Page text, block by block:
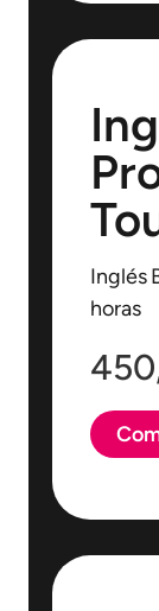
Inglés
horas